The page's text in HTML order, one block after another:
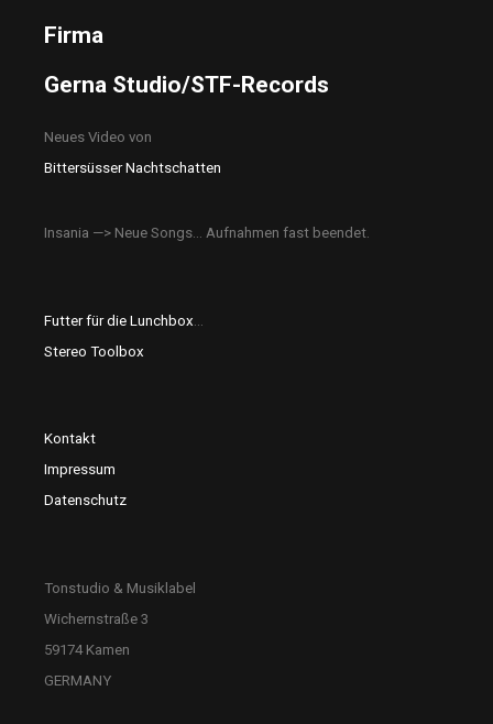
Firma
Gerna Studio/STF-Records
Neues Video von
Bittersüsser Nachtschatten
Insania —> Neue Songs… Aufnahmen fast beendet.
Futter für die Lunchbox
Stereo Toolbox
Kontakt
Impressum
Datenschutz
Tonstudio & Musiklabel
Wichernstraße 3
59174 Kamen
GERMANY